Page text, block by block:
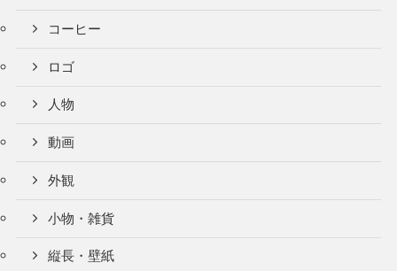
コーヒー
ロゴ
人物
動画
外観
小物・雑貨
縦長・壁紙